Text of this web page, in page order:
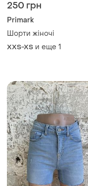
250 грн
Primark
Шорти жіночі
XXS-XS и еще 1